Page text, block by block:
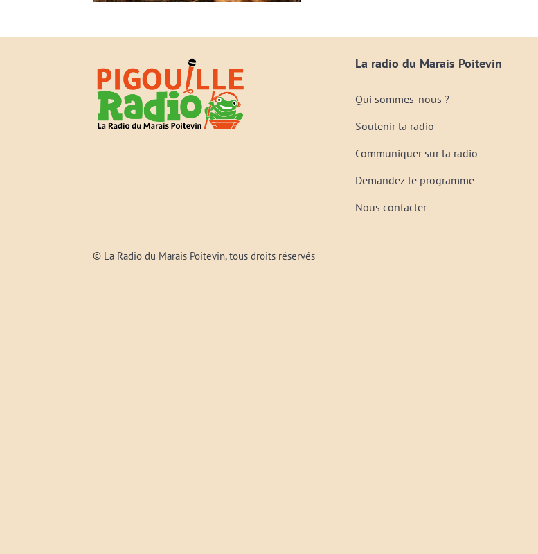
La radio du Marais Poitevin
Qui sommes-nous ?
Soutenir la radio
Communiquer sur la radio
Demandez le programme
Nous contacter
© La Radio du Marais Poitevin, tous droits réservés